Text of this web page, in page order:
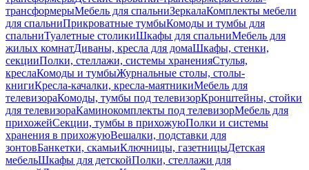
трансформерыМебель для спальниЗеркалаКомплекты мебели
для спальниПрикроватные тумбыКомоды и тумбы для
спальниТуалетные столикиШкафы для спальниМебель для
жилых комнатДиваны, кресла для домаШкафы, стенки,
секцииПолки, стеллажи, системы храненияСтулья,
креслаКомоды и тумбыЖурнальные столы, столы-
книгиКресла-качалки, кресла-маятникиМебель для
телевизораКомоды, тумбы под телевизорКронштейны, стойки
для телевизораКаминокомплекты под телевизорМебель для
прихожейСекции, тумбы в прихожуюПолки и системы
хранения в прихожуюВешалки, подставки для
зонтовБанкетки, скамьиКлючницы, газетницыДетская
мебельШкафы для детскойПолки, стеллажи для